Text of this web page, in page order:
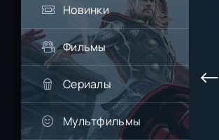
Новинки
Фильмы
Сериалы
Мультфильмы